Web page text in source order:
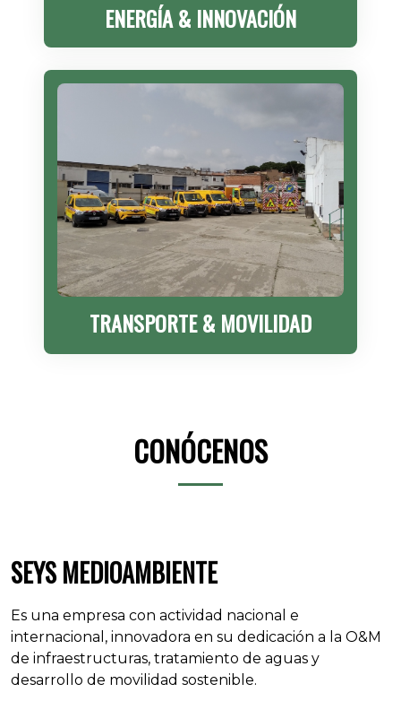
ENERGÍA & INNOVACIÓN
TRANSPORTE & MOVILIDAD
CONÓCENOS
SEYS MEDIOAMBIENTE
Es una empresa con actividad nacional e
internacional, innovadora en su dedicación a la O&M
de infraestructuras, tratamiento de aguas y
desarrollo de movilidad sostenible.